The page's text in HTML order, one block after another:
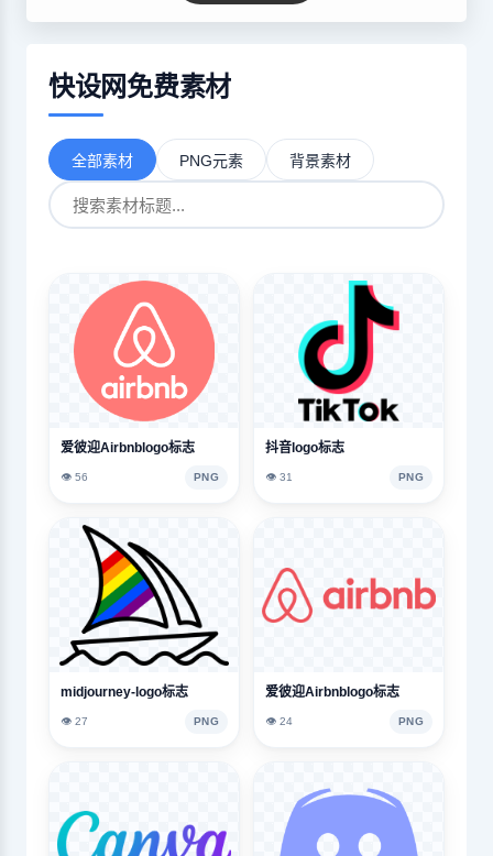
快设网免费素材
全部素材 PNG元素 背景素材
爱彼迎Airbnblogo标志
👁️ 56 PNG
抖音logo标志
👁️ 31 PNG
midjourney-logo标志
👁️ 27 PNG
爱彼迎Airbnblogo标志
👁️ 24 PNG